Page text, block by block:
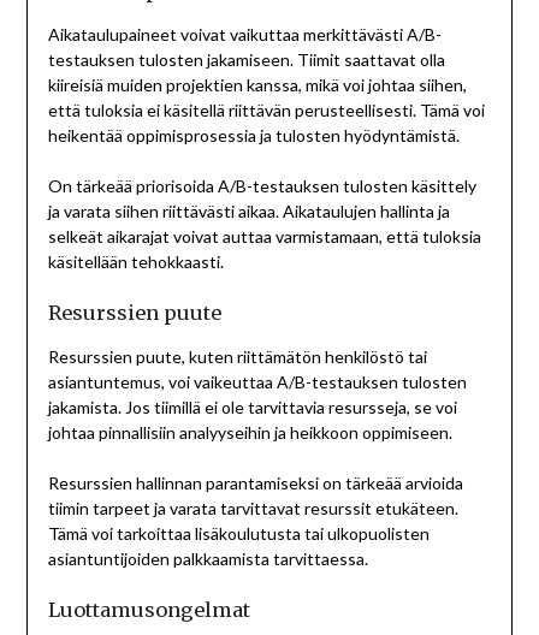
Aikataulupaineet voivat vaikuttaa merkittävästi A/B-
testauksen tulosten jakamiseen. Tiimit saattavat olla
kiireisiä muiden projektien kanssa, mikä voi johtaa siihen,
että tuloksia ei käsitellä riittävän perusteellisesti. Tämä voi
heikentää oppimisprosessia ja tulosten hyödyntämistä.
On tärkeää priorisoida A/B-testauksen tulosten käsittely
ja varata siihen riittävästi aikaa. Aikataulujen hallinta ja
selkeät aikarajat voivat auttaa varmistamaan, että tuloksia
käsitellään tehokkaasti.
Resurssien puute
Resurssien puute, kuten riittämätön henkilöstö tai
asiantuntemus, voi vaikeuttaa A/B-testauksen tulosten
jakamista. Jos tiimillä ei ole tarvittavia resursseja, se voi
johtaa pinnallisiin analyyseihin ja heikkoon oppimiseen.
Resurssien hallinnan parantamiseksi on tärkeää arvioida
tiimin tarpeet ja varata tarvittavat resurssit etukäteen.
Tämä voi tarkoittaa lisäkoulutusta tai ulkopuolisten
asiantuntijoiden palkkaamista tarvittaessa.
Luottamusongelmat